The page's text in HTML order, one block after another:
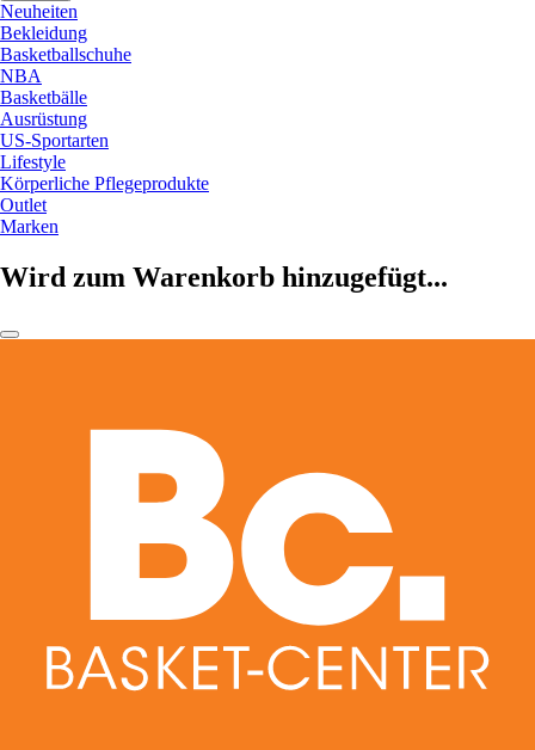
Neuheiten
Bekleidung
Basketballschuhe
NBA
Basketbälle
Ausrüstung
US-Sportarten
Lifestyle
Körperliche Pflegeprodukte
Outlet
Marken
Wird zum Warenkorb hinzugefügt...